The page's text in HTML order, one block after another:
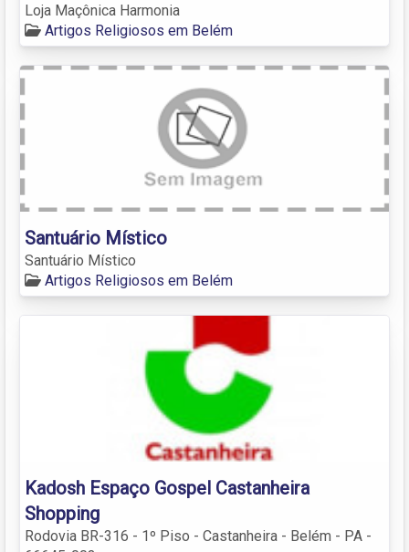
Loja Maçônica Harmonia
Artigos Religiosos em Belém
Santuário Místico
Santuário Místico
Artigos Religiosos em Belém
Kadosh Espaço Gospel Castanheira
Shopping
Rodovia BR-316 - 1º Piso - Castanheira - Belém - PA -